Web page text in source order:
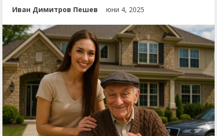
Иван Димитров Пешев юни 4, 2025